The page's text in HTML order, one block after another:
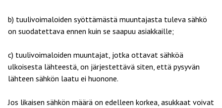
b) tuulivoimaloiden syöttämästä muuntajasta tuleva sähkö
on suodatettava ennen kuin se saapuu asiakkaille;
c) tuulivoimaloiden muuntajat, jotka ottavat sähköä
ulkoisesta lähteestä, on järjestettävä siten, että pysyvän
lähteen sähkön laatu ei huonone.
Jos likaisen sähkön määrä on edelleen korkea, asukkaat voivat